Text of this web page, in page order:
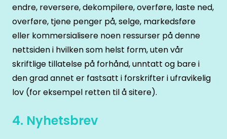
endre, reversere, dekompilere, overføre, laste ned,
overføre, tjene penger på, selge, markedsføre
eller kommersialisere noen ressurser på denne
nettsiden i hvilken som helst form, uten vår
skriftlige tillatelse på forhånd, unntatt og bare i
den grad annet er fastsatt i forskrifter i ufravikelig
lov (for eksempel retten til å sitere).
4. Nyhetsbrev